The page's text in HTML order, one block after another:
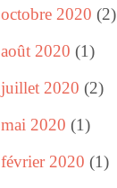
octobre 2020 (2)
août 2020 (1)
juillet 2020 (2)
mai 2020 (1)
février 2020 (1)